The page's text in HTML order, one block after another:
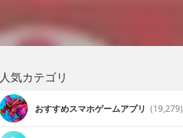
人気カテゴリ
おすすめスマホゲームアプリ (19,279)